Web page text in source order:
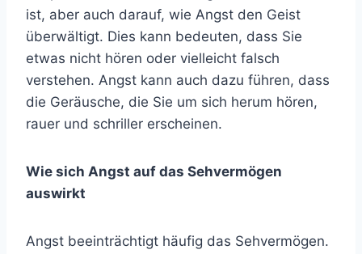
ist, aber auch darauf, wie Angst den Geist
überwältigt. Dies kann bedeuten, dass Sie
etwas nicht hören oder vielleicht falsch
verstehen. Angst kann auch dazu führen, dass
die Geräusche, die Sie um sich herum hören,
rauer und schriller erscheinen.
Wie sich Angst auf das Sehvermögen
auswirkt
Angst beeinträchtigt häufig das Sehvermögen.